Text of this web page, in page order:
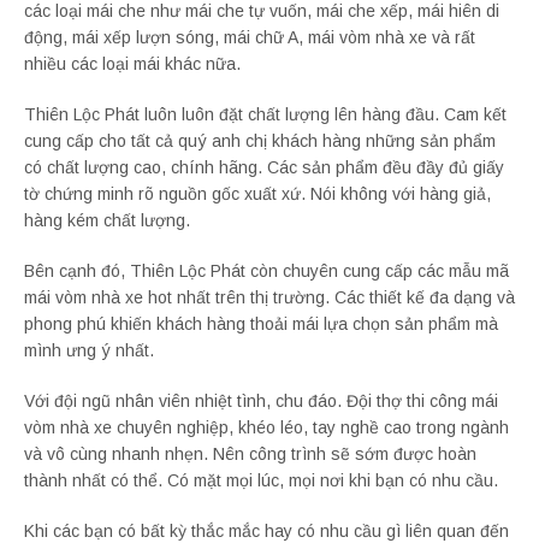
các loại mái che như mái che tự vuốn, mái che xếp, mái hiên di
động, mái xếp lượn sóng, mái chữ A, mái vòm nhà xe và rất
nhiều các loại mái khác nữa.
Thiên Lộc Phát luôn luôn đặt chất lượng lên hàng đầu. Cam kết
cung cấp cho tất cả quý anh chị khách hàng những sản phẩm
có chất lượng cao, chính hãng. Các sản phẩm đều đầy đủ giấy
tờ chứng minh rõ nguồn gốc xuất xứ. Nói không với hàng giả,
hàng kém chất lượng.
Bên cạnh đó, Thiên Lộc Phát còn chuyên cung cấp các mẫu mã
mái vòm nhà xe hot nhất trên thị trường. Các thiết kế đa dạng và
phong phú khiến khách hàng thoải mái lựa chọn sản phẩm mà
mình ưng ý nhất.
Với đội ngũ nhân viên nhiệt tình, chu đáo. Đội thợ thi công mái
vòm nhà xe chuyên nghiệp, khéo léo, tay nghề cao trong ngành
và vô cùng nhanh nhẹn. Nên công trình sẽ sớm được hoàn
thành nhất có thể. Có mặt mọi lúc, mọi nơi khi bạn có nhu cầu.
Khi các bạn có bất kỳ thắc mắc hay có nhu cầu gì liên quan đến